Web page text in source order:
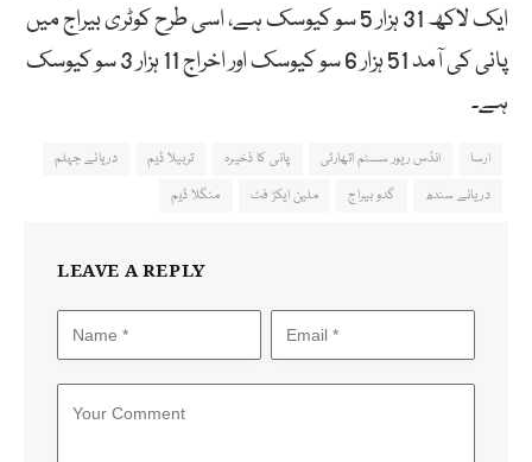
ایک لاکھ 31 ہزار 5 سو کیوسک ہے، اسی طرح کوٹری بیراج میں
پانی کی آمد 51 ہزار 6 سو کیوسک اور اخراج 11 ہزار 3 سو کیوسک
ہے۔
ارسا انڈس ریور سسٹم اتھارٹی پانی کا ذخیرہ تربیلا ڈیم
دریائے جہلم
دریائے سندھ
گدو بیراج ملین ایکڑ فٹ منگلا ڈیم
LEAVE A REPLY